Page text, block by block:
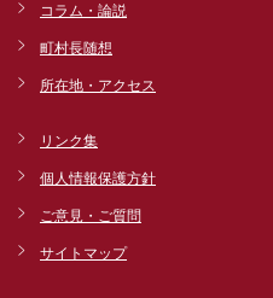
コラム・論説
町村長随想
所在地・アクセス
リンク集
個人情報保護方針
ご意見・ご質問
サイトマップ